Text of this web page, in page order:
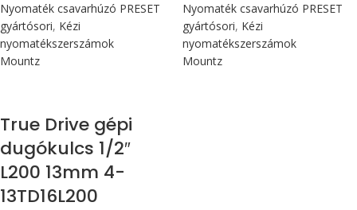
Nyomaték csavarhúzó PRESET
gyártósori, Kézi
nyomatékszerszámok
Mountz
Nyomaték csavarhúzó PRESET
gyártósori, Kézi
nyomatékszerszámok
Mountz
True Drive gépi
dugókulcs 1/2″
L200 13mm 4-
13TD16L200